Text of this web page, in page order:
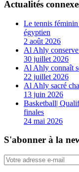
Actualités
Le tennis
égyptien
2 août 2026
Al Ahly conserve
30 juillet 2026
Al Ahly connaît
22 juillet 2026
Al Ahly sacré
13 juin 2026
Basketball|
finales
24 mai 2026
S'abonner à la